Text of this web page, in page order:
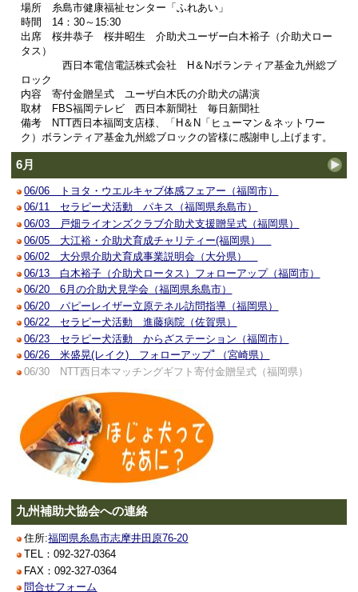
場所 糸島市健康福祉センター「ふれあい」
時間 14：30～15:30
出席 桜井恭子 桜井昭生 介助犬ユーザー白木裕子（介助犬ロー
タス）
西日本電信電話株式会社 H＆Nボランティア基金九州総ブ
ロック
内容 寄付金贈呈式 ユーザ白木氏の介助犬の講演
取材 FBS福岡テレビ 西日本新聞社 毎日新聞社
備考 NTT西日本福岡支店様、「H＆N「ヒューマン＆ネットワー
ク）ボランティア基金九州総ブロックの皆様に感謝申し上げます。
6月
06/06 トヨタ・ウエルキャブ体感フェアー（福岡市）
06/11 セラピー犬活動 パキス（福岡県糸島市）
06/03 戸畑ライオンズクラブ介助犬支援贈呈式（福岡県）
06/05 大江裕・介助犬育成チャリティー(福岡県）
06/02 大分県介助犬育成事業説明会（大分県）
06/13 白木裕子（介助犬ロータス）フォローアップ（福岡市）
06/20 6月の介助犬見学会（福岡県糸島市）
06/20 パピーレイザー立原テネル訪問指導（福岡県）
06/22 セラピー犬活動 進藤病院（佐賀県）
06/23 セラピー犬活動 からざステーション（福岡市）
06/26 米盛晃(レイク) フォローアップﾟ（宮崎県）
06/30 NTT西日本マッチングギフト寄付金贈呈式（福岡県）
九州補助犬協会への連絡
住所:福岡県糸島市志摩井田原76-20
TEL：092-327-0364
FAX：092-327-0364
問合せフォーム